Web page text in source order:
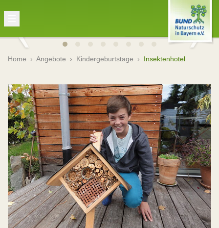
Home › Angebote › Kindergeburtstage › Insektenhotel